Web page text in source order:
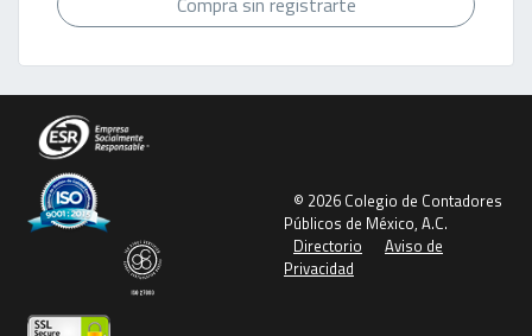
© 2026 Colegio de Contadores
Públicos de México, A.C.
Directorio
Aviso de
Privacidad